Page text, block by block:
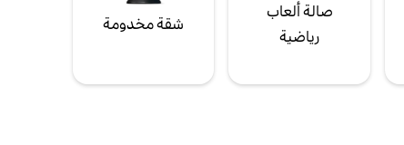
صالة ألعاب
رياضية
شقة مخدومة